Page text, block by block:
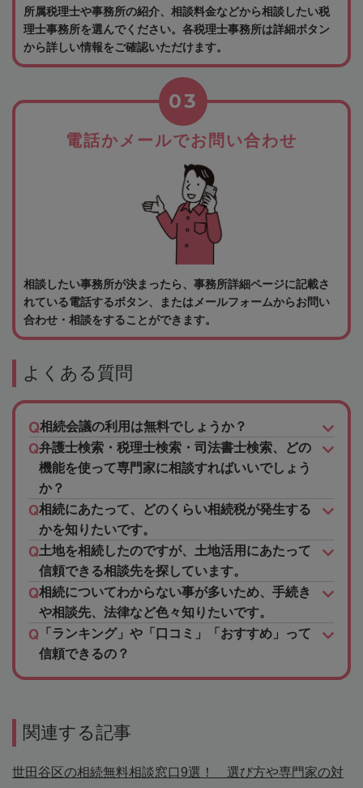
所属税理士や事務所の紹介、相談料金などから相談したい税
理士事務所を選んでください。各税理士事務所は詳細ボタン
から詳しい情報をご確認いただけます。
電話かメールでお問い合わせ
03
相談したい事務所が決まったら、事務所詳細ページに記載さ
れている電話するボタン、またはメールフォームからお問い
合わせ・相談をすることができます。
よくある質問
相続会議の利用は無料でしょうか？
弁護士検索・税理士検索・司法書士検索、どの
機能を使って専門家に相談すればいいでしょう
か？
相続にあたって、どのくらい相続税が発生する
かを知りたいです。
土地を相続したのですが、土地活用にあたって
信頼できる相談先を探しています。
相続についてわからない事が多いため、手続き
や相談先、法律など色々知りたいです。
「ランキング」や「口コミ」「おすすめ」って
信頼できるの？
関連する記事
世田谷区の相続無料相談窓口9選！ 選び方や専門家の対